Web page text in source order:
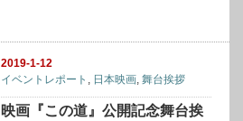
2019-1-12
イベントレポート , 日本映画,舞台挨拶
映画『この道』公開記念舞台挨